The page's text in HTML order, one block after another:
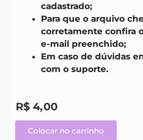
cadastrado;
Para que o arquivo
corretamente confira
e-mail preenchido;
Em caso de dúvidas
com o suporte.
R$ 4,00
Colocar no carrinho